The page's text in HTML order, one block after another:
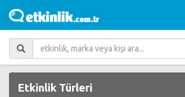
Etkinlik Türleri